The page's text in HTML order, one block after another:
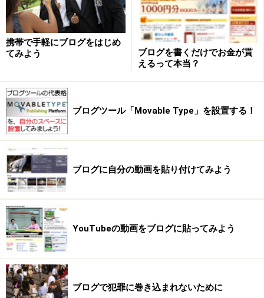
携帯で手軽にブログをはじめ
てみよう
ブログを書くだけでお金が貰
えるって本当？
ブログツール「Movable Type」を設置する！
ブログに自分の動画を貼り付けてみよう
YouTubeの動画をブログに貼ってみよう
ブログで犯罪に巻き込まれないために